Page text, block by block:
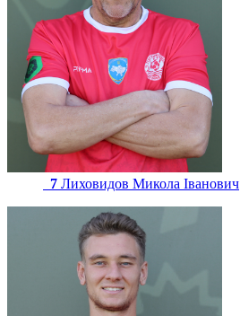
7 Лиховидов Микола Іванович